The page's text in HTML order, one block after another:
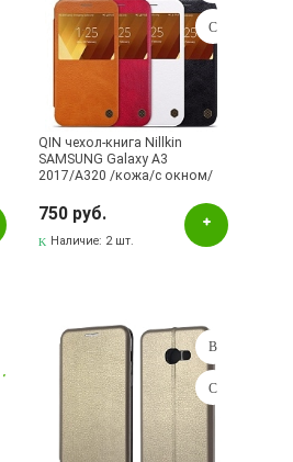
QIN чехол-книга Nillkin
SAMSUNG Galaxy A3
2017/A320 /кожа/с окном/
750 руб.
Наличие: 2 шт.